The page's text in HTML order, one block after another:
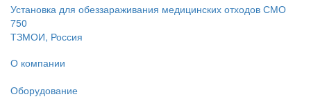
Установка для обеззараживания медицинских отходов СМО
750
ТЗМОИ, Россия
О компании
Оборудование